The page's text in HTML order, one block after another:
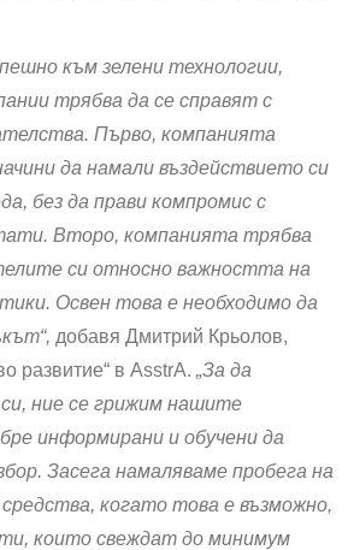
към зелени технологии,
трябва да се справят с
Първо, компанията
да намали въздействието си
без да прави компромис с
Второ, компанията трябва
си относно важността на
Освен това е необходимо да
добавя Дмитрий Крьолов,
развитие“ в AsstrA. „За да
ние се грижим нашите
информирани и обучени да
Засега намаляваме пробега на
когато това е възможно,
които свеждат до минимум